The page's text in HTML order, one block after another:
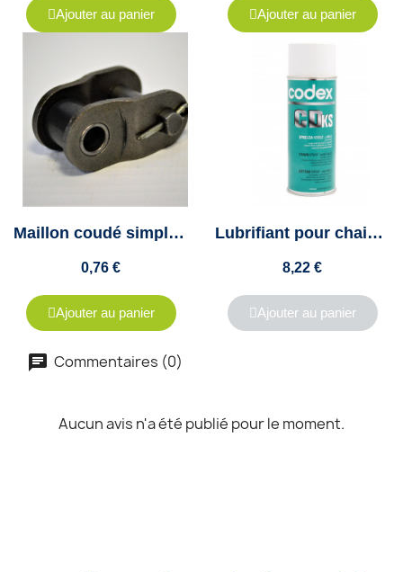
Ajouter au panier Ajouter au panier
Maillon coudé simple pour chaîne simple ISO 06B1 - Pas de 9.52mm
0,76 €
Ajouter au panier
Lubrifiant pour chaines et câbles en bombe - 400Ml - Codex CDKS
8,22 €
Ajouter au panier
Commentaires (0)
Aucun avis n'a été publié pour le moment.